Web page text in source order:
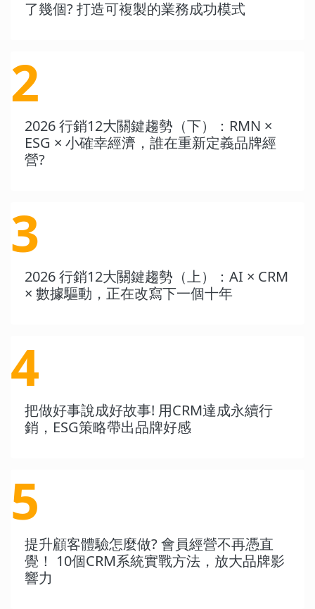
了幾個? 打造可複製的業務成功模式
2
2026 行銷12大關鍵趨勢（下）：RMN ×
ESG × 小確幸經濟，誰在重新定義品牌經
營?
3
2026 行銷12大關鍵趨勢（上）：AI × CRM
× 數據驅動，正在改寫下一個十年
4
把做好事說成好故事! 用CRM達成永續行
銷，ESG策略帶出品牌好感
5
提升顧客體驗怎麼做? 會員經營不再憑直
覺！ 10個CRM系統實戰方法，放大品牌影
響力